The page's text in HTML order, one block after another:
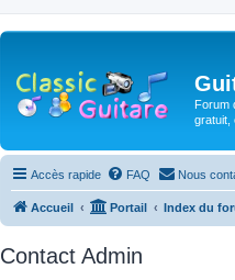
Forum
gratuit,
Accès rapide FAQ Nous
Accueil Portail Index du
Contact Admin